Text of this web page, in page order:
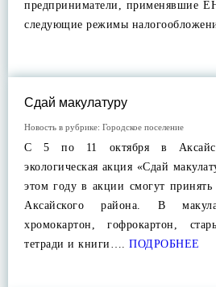
предприниматели, применявшие
следующие режимы
Сдай макулатуру
Новость в рубрике: Городское поселение
С 5 по 11 октября в
экологическая акция «Сдай
этом году в акции смогут принять
Аксайского района. В
хромокартон, гофрокартон,
тетради и книги…. ПОДРОБНЕЕ